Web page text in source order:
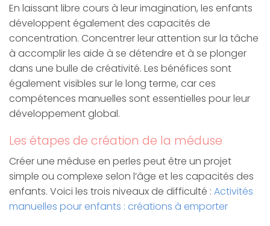
En laissant libre cours à leur imagination, les enfants
développent également des capacités de
concentration. Concentrer leur attention sur la tâche
à accomplir les aide à se détendre et à se plonger
dans une bulle de créativité. Les bénéfices sont
également visibles sur le long terme, car ces
compétences manuelles sont essentielles pour leur
développement global.
Les étapes de création de la méduse
Créer une méduse en perles peut être un projet
simple ou complexe selon l’âge et les capacités des
enfants. Voici les trois niveaux de difficulté : Activités
manuelles pour enfants : créations à emporter